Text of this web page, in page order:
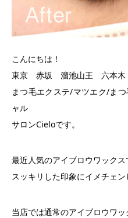
こんにちは！
東京 赤坂 溜池山王 六本木 /
まつ毛エクステ/マツエク/ま
ャル
サロンCieloです。
最近人気のアイブロウワックス
スッキリした印象にイメチェ
当店では通常のアイブロウワッ